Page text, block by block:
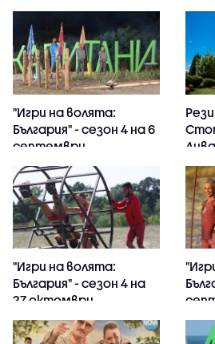
"Игри на волята:
България" - сезон 4 на 6
септември
"Игри на волята:
България" - сезон 4 на
27 октомври